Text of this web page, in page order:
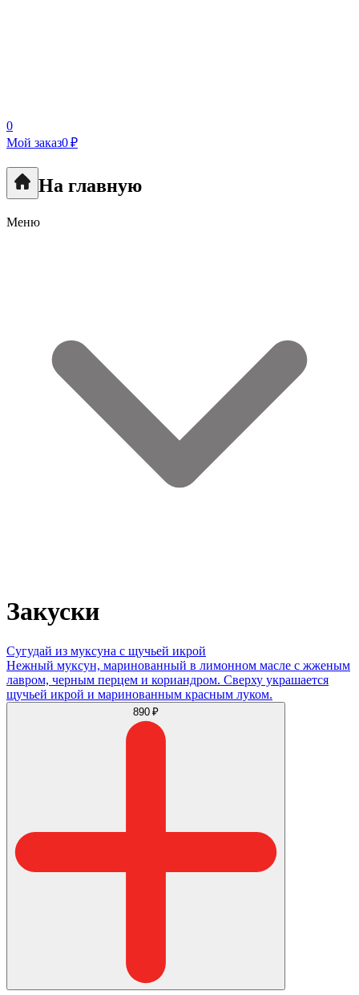
0
Мой заказ0 ₽
На главную
Меню
Закуски
Сугудай из муксуна с щучьей икрой
Нежный муксун, маринованный в лимонном масле с жженым
лавром, черным перцем и кориандром. Сверху украшается
щучьей икрой и маринованным красным луком.
890 ₽